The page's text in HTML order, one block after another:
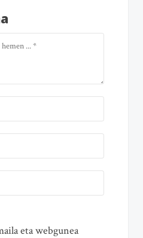
eta webgunea